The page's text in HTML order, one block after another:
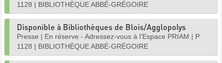
1128 | BIBLIOTHÈQUE ABBÉ-GRÉGOIRE
Disponible à Bibliothèques de Blois/Agglopolys
Presse | En réserve - Adressez-vous à l'Espace PRIAM | P
1128 | BIBLIOTHÈQUE ABBÉ-GRÉGOIRE